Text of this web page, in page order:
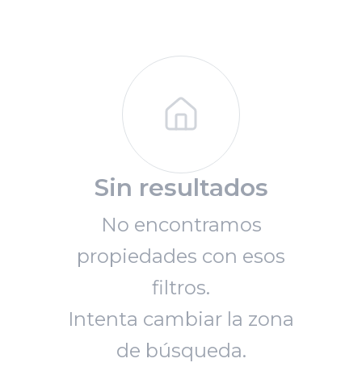
Sin resultados
No encontramos
propiedades con esos
filtros.
Intenta cambiar la zona
de búsqueda.